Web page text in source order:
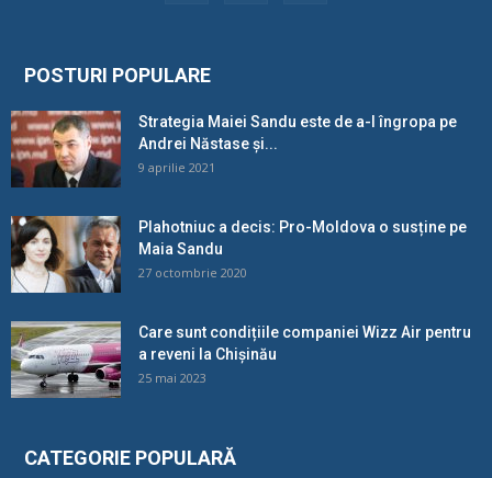
POSTURI POPULARE
Strategia Maiei Sandu este de a-l îngropa pe
Andrei Năstase și...
9 aprilie 2021
Plahotniuc a decis: Pro-Moldova o susține pe
Maia Sandu
27 octombrie 2020
Care sunt condițiile companiei Wizz Air pentru
a reveni la Chișinău
25 mai 2023
CATEGORIE POPULARĂ